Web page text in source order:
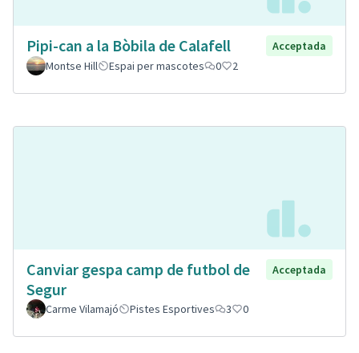
Pipi-can a la Bòbila de Calafell
Acceptada
Montse Hill
Espai per mascotes 0 2
Canviar gespa camp de futbol de
Segur
Acceptada
Carme Vilamajó Pistes Esportives 3 0